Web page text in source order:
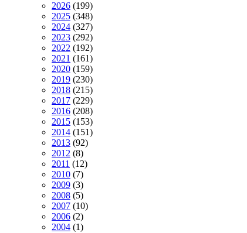
2026 (199)
2025 (348)
2024 (327)
2023 (292)
2022 (192)
2021 (161)
2020 (159)
2019 (230)
2018 (215)
2017 (229)
2016 (208)
2015 (153)
2014 (151)
2013 (92)
2012 (8)
2011 (12)
2010 (7)
2009 (3)
2008 (5)
2007 (10)
2006 (2)
2004 (1)